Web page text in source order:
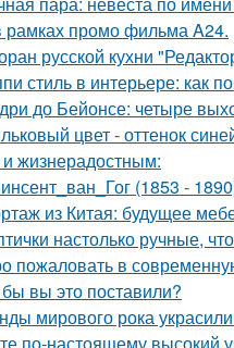
рамках промо фильма A24.
русской кухни
стиль в интерьере: как
до Бейонсе: четыре
цвет - оттенок
жизнерадостным:
(1853 -
из Китая: будущее
настолько ручные,
пожаловать в
вы это поставили?
мирового рока